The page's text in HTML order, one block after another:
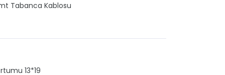
Tabanca Kablosu
13*19